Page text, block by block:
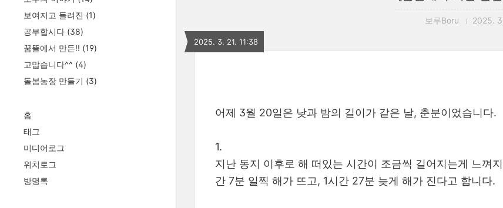
보여지고 들려진 (1)
공부합시다 (38)
꿈뜰에서 만든!! (19)
고맙습니다^^ (4)
돌봄농장 만들기 (3)
홈
태그
미디어로그
위치로그
방명록
보루Boru 2025.
2025. 3. 21. 11:38
어제 3월 20일은 낮과 밤의 길이가 같은 날, 춘분이었습니다.
1.
지난 동지 이후로 해 떠있는 시간이 조금씩 길어지는게 느껴
간 7분 일찍 해가 뜨고, 1시간 27분 늦게 해가 진다고 합니다.